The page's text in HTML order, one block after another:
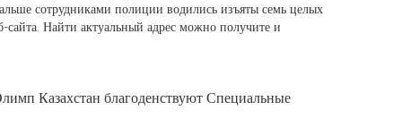
сотрудниками полиции водились изъяты семь целых
Найти актуальный адрес можно получите и
Казахстан благоденствуют Специальные